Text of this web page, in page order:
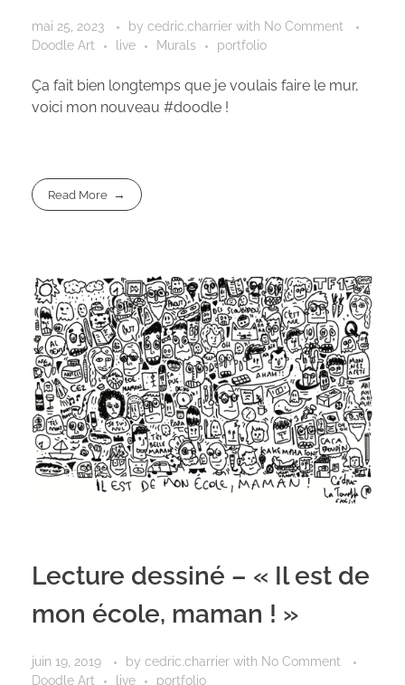
mai 25, 2023 by cedric.charrier with No Comment
Doodle Art
live Murals portfolio
Ça fait bien longtemps que je voulais faire le mur,
voici mon nouveau #doodle !
Read More
Lecture dessiné – « Il est de
mon école, maman ! »
juin 19, 2019 by cedric.charrier with No Comment
Doodle Art
live portfolio